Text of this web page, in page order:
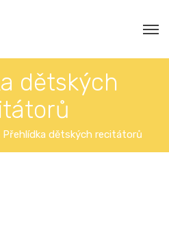
dětských
Přehlídka dětských recitátorů